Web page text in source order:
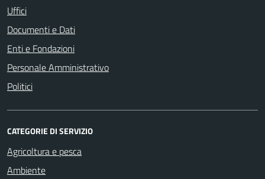
Uffici
Documenti e Dati
Enti e Fondazioni
Personale Amministrativo
Politici
CATEGORIE DI SERVIZIO
Agricoltura e pesca
Ambiente